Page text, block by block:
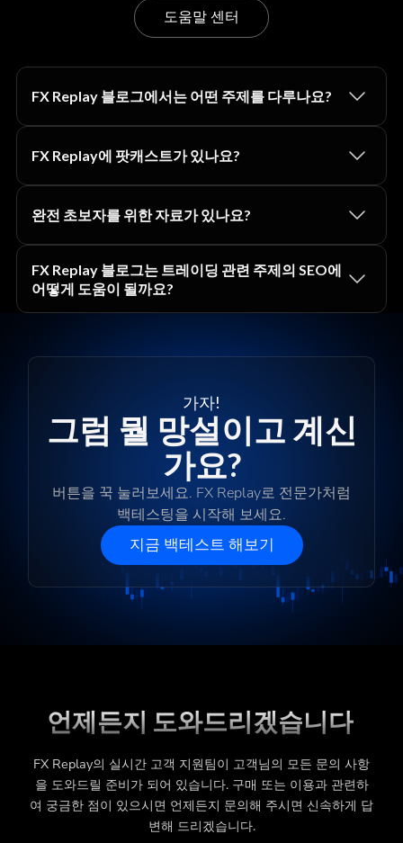
도움말 센터
FX Replay 블로그에서는 어떤 주제를 다루나요?
FX Replay에 팟캐스트가 있나요?
완전 초보자를 위한 자료가 있나요?
FX Replay 블로그는 트레이딩 관련 주제의 SEO에
어떻게 도움이 될까요?
가자!
그럼 뭘 망설이고 계신
가요?
버튼을 꾹 눌러보세요. FX Replay로 전문가처럼
백테스팅을 시작해 보세요.
지금 백테스트 해보기
언제든지 도와드리겠습니다
FX Replay의 실시간 고객 지원팀이 고객님의 모든 문의 사항
을 도와드릴 준비가 되어 있습니다. 구매 또는 이용과 관련하
여 궁금한 점이 있으시면 언제든지 문의해 주시면 신속하게 답
변해 드리겠습니다.